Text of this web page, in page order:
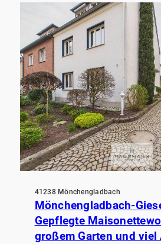
41238 Mönchengladbach
Mönchengladbach-
Gepflegte
großem Garten und viel